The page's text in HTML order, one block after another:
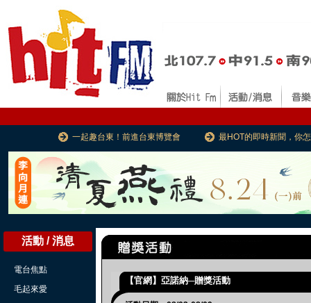
一起趣台東！前進台東博覽會 最HOT的即時新聞，你
活動 / 消息
電台焦點
毛起來愛
【官網】亞諾納─贈獎活動